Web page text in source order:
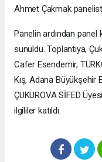
Ahmet Çakmak
Panelin ardından
sunuldu. Toplantıya,
Cafer Esendemir,
Kış, Adana Büyükşehir
ÇUKUROVA SİFED
ilgililer katıldı.